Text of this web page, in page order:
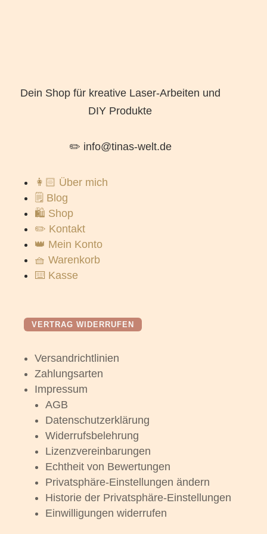
Dein Shop für kreative Laser-Arbeiten und
DIY Produkte
✏️ info@tinas-welt.de
👩🏻 Über mich
🗒️ Blog
🛍️ Shop
✏️ Kontakt
👑 Mein Konto
🧺 Warenkorb
⌨️ Kasse
VERTRAG WIDERRUFEN
Versandrichtlinien
Zahlungsarten
Impressum
AGB
Datenschutzerklärung
Widerrufsbelehrung
Lizenzvereinbarungen
Echtheit von Bewertungen
Privatsphäre-Einstellungen ändern
Historie der Privatsphäre-Einstellungen
Einwilligungen widerrufen